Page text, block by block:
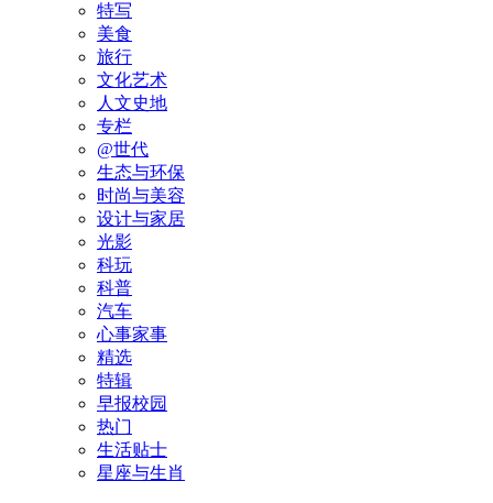
特写
美食
旅行
文化艺术
人文史地
专栏
@世代
生态与环保
时尚与美容
设计与家居
光影
科玩
科普
汽车
心事家事
精选
特辑
早报校园
热门
生活贴士
星座与生肖